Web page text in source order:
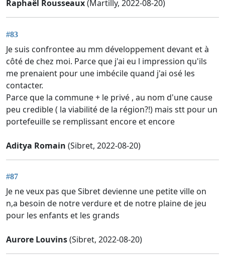
Raphaël Rousseaux(Martilly, 2022-08-20)
#83
Je suis confrontee au mm développement devant et à
côté de chez moi. Parce que j'ai eu l impression qu'ils
me prenaient pour une imbécile quand j'ai osé les
contacter.
Parce que la commune + le privé , au nom d'une cause
peu credible ( la viabilité de la région?!) mais stt pour un
portefeuille se remplissant encore et encore
Aditya Romain (Sibret, 2022-08-20)
#87
Je ne veux pas que Sibret devienne une petite ville on
n,a besoin de notre verdure et de notre plaine de jeu
pour les enfants et les grands
Aurore Louvins(Sibret, 2022-08-20)